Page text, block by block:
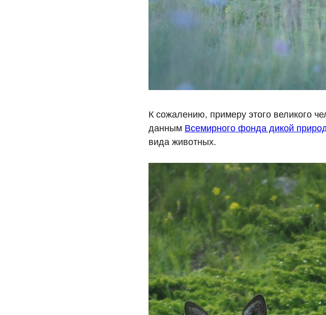
К сожалению, примеру этого великого
данным Всемирного фонда дикой
вида животных.